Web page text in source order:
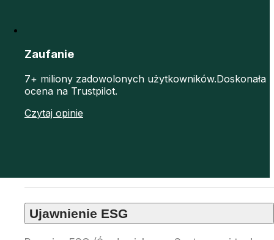
Zaufanie
7+ miliony zadowolonych użytkowników.Doskonała
ocena na Trustpilot.
Czytaj opinie
Ujawnienie ESG